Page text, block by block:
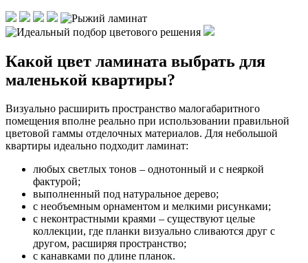
Какой цвет ламината выбрать для
маленькой квартиры?
Визуально расширить пространство малогабаритного
помещения вполне реально при использовании правильной
цветовой гаммы отделочных материалов. Для небольшой
квартиры идеально подходит ламинат:
любых светлых тонов – однотонный и с неяркой
фактурой;
выполненный под натуральное дерево;
с необъемным орнаментом и мелкими рисунками;
с неконтрастными краями – существуют целые
коллекции, где планки визуально сливаются друг с
другом, расширяя пространство;
с канавками по длине планок.